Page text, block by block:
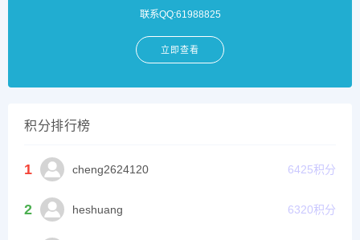
联系QQ:61988825
立即查看
积分排行榜
1 cheng2624120 6425积分
2 heshuang 6320积分